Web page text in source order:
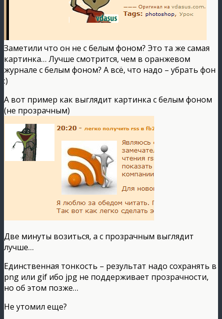
Заметили что он не с белым фоном? Это та же самая
картинка… Лучше смотрится, чем в оранжевом
журнале с белым фоном? А всё, что надо – убрать фон
:)
А вот пример как выглядит картинка с белым фоном
(не прозрачным)
Две минуты возиться, а с прозрачным выглядит
лучше…
Единственная тонкость – результат надо сохранять в
png или gif ибо jpg не поддерживает прозрачности,
но об этом позже…
Не утомил еще?